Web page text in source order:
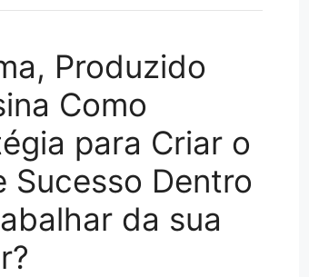
Produzido
Como
para Criar o
Sucesso Dentro
da sua